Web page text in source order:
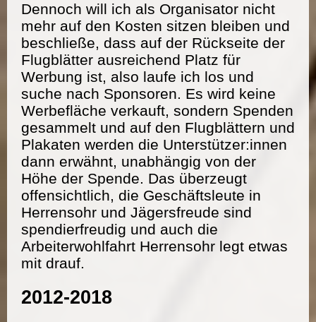
Dennoch will ich als Organisator nicht
mehr auf den Kosten sitzen bleiben und
beschließe, dass auf der Rückseite der
Flugblätter ausreichend Platz für
Werbung ist, also laufe ich los und
suche nach Sponsoren. Es wird keine
Werbefläche verkauft, sondern Spenden
gesammelt und auf den Flugblättern und
Plakaten werden die Unterstützer:innen
dann erwähnt, unabhängig von der
Höhe der Spende. Das überzeugt
offensichtlich, die Geschäftsleute in
Herrensohr und Jägersfreude sind
spendierfreudig und auch die
Arbeiterwohlfahrt Herrensohr legt etwas
mit drauf.
2012-2018